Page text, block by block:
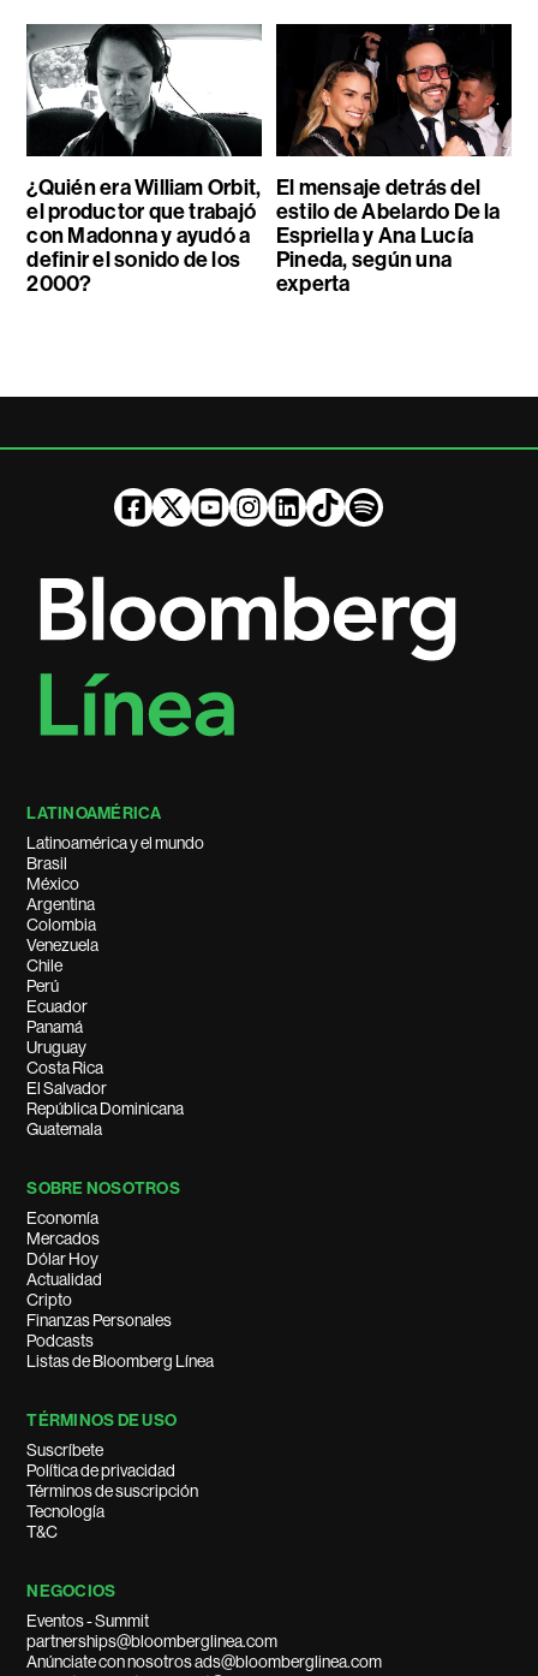
¿Quién era William Orbit,
el productor que trabajó
con Madonna y ayudó a
definir el sonido de los
2000?
El mensaje detrás del
estilo de Abelardo De la
Espriella y Ana Lucía
Pineda, según una
experta
LATINOAMÉRICA
Latinoamérica y el mundo
Brasil
México
Argentina
Colombia
Venezuela
Chile
Perú
Ecuador
Panamá
Uruguay
Costa Rica
El Salvador
República Dominicana
Guatemala
SOBRE NOSOTROS
Economía
Mercados
Dólar Hoy
Actualidad
Cripto
Finanzas Personales
Podcasts
Listas de Bloomberg Línea
TÉRMINOS DE USO
Suscríbete
Política de privacidad
Términos de suscripción
Tecnología
T&C
NEGOCIOS
Eventos - Summit
partnerships@bloomberglinea.com
Anúnciate con nosotros ads@bloomberglinea.com